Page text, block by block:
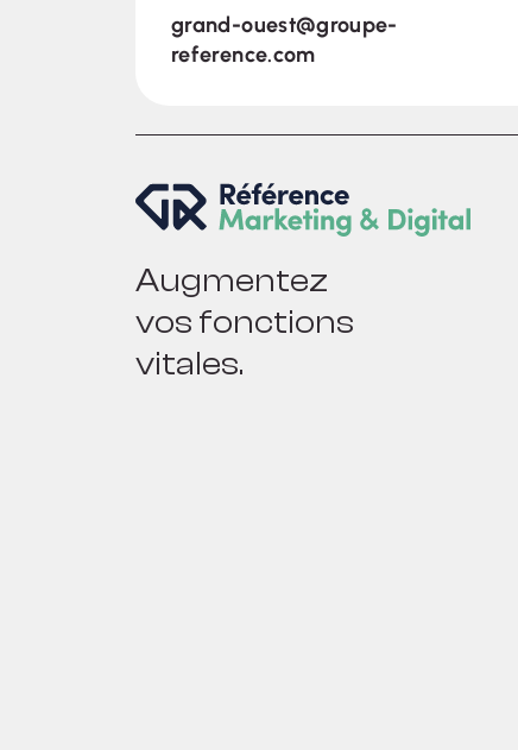
grand-ouest@groupe-
reference.com
Augmentez
vos fonctions
vitales.